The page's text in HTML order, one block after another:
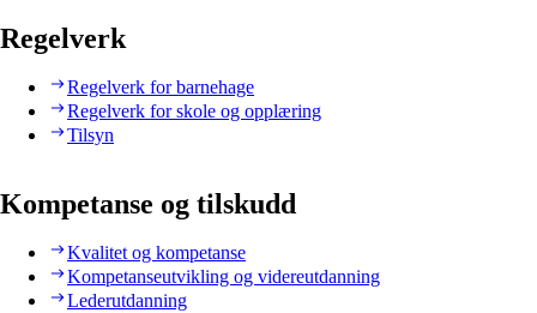
Regelverk
Regelverk for barnehage
Regelverk for skole og opplæring
Tilsyn
Kompetanse og tilskudd
Kvalitet og kompetanse
Kompetanseutvikling og videreutdanning
Lederutdanning